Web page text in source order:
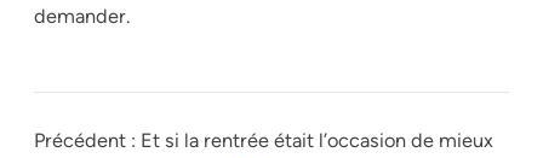
demander.
Précédent : Et si la rentrée était l’occasion de mieux